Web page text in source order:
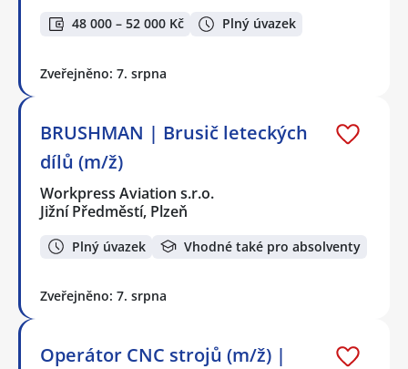
48 000 – 52 000 Kč Plný úvazek
Zveřejněno: 7. srpna
BRUSHMAN | Brusič leteckých
dílů (m/ž)
Workpress Aviation s.r.o.
Jižní Předměstí, Plzeň
Plný úvazek Vhodné také pro absolventy
Zveřejněno: 7. srpna
Operátor CNC strojů (m/ž) |